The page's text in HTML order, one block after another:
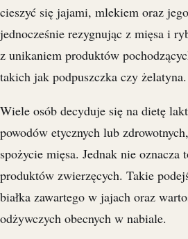
cieszyć się jajami, mlekiem oraz
jednocześnie rezygnując z mięsa i
z unikaniem produktów
takich jak podpuszczka czy żelatyna.
Wiele osób decyduje się na dietę
powodów etycznych lub
spożycie mięsa. Jednak nie oznacza
produktów zwierzęcych. Takie
białka zawartego w jajach oraz
odżywczych obecnych w nabiale.